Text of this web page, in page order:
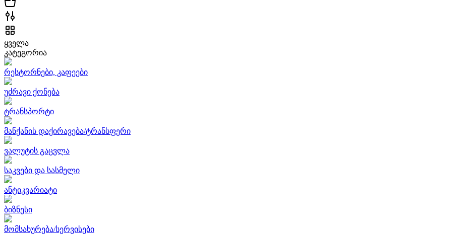
ყველა
კატეგორია
რესტორნები, კაფეები
უძრავი ქონება
ტრანსპორტი
მანქანის დაქირავება/ტრანსფერი
ვალუტის გაცვლა
საკვები და სასმელი
ანტიკვარიატი
ბიზნესი
მომსახურება/სერვისები